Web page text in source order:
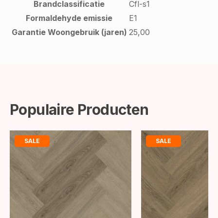
Brandclassificatie
Cfl-s1
Formaldehyde emissie
E1
Garantie Woongebruik (jaren) 25,00
Populaire Producten
SALE SALE